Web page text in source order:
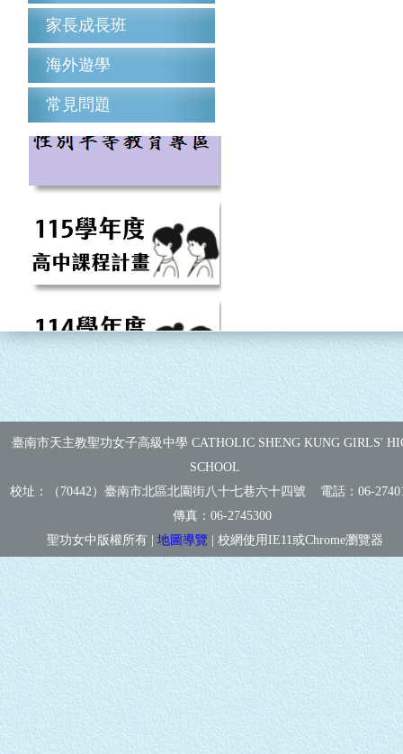
家長成長班
海外遊學
常見問題
臺南市天主教聖功女子高級中學 CATHOLIC SHENG KUNG GIRLS'
SCHOOL
校址：（70442）臺南市北區北園街八十七巷六十四號 電話：06-
傳真： 06-2745300
聖功女中版權所有 | 地圖導覽 | 校網使用IE11或Chrome瀏覽器